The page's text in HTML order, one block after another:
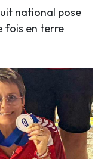
national pose
fois en terre